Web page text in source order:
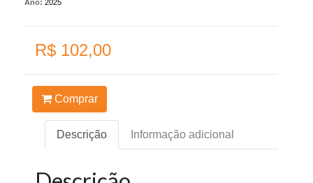
Ano: 2025
R$ 102,00
Comprar
Descrição Informação adicional